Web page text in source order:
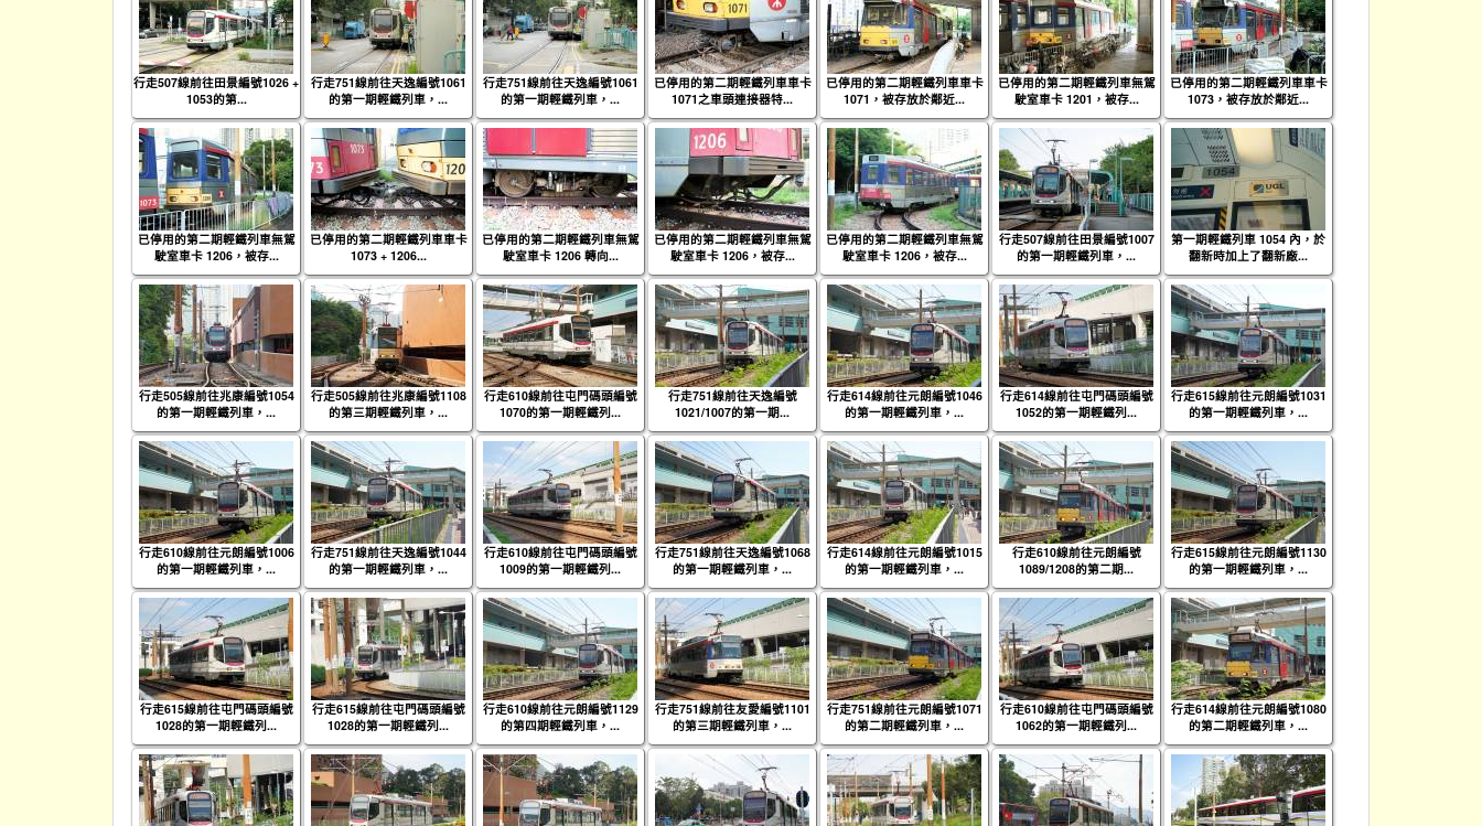
行走507線前往田景編號1026 +
1053的第...
行走751線前往天逸編號1061
的第一期輕鐵列車，...
行走751線前往天逸編號1061
的第一期輕鐵列車，...
已停用的第二期輕鐵列車車卡
1071之車頭連接器特...
已停用的第二期輕鐵列車車卡
1071，被存放於鄰近...
已停用的第二期輕鐵列車無駕
駛室車卡 1201，被存...
已停用的第二期輕鐵列車車卡
1073，被存放於鄰近...
已停用的第二期輕鐵列車無駕
駛室車卡 1206，被存...
已停用的第二期輕鐵列車車卡
1073 + 1206...
已停用的第二期輕鐵列車無駕
駛室車卡 1206 轉向...
已停用的第二期輕鐵列車無駕
駛室車卡 1206，被存...
已停用的第二期輕鐵列車無駕
駛室車卡 1206，被存...
行走507線前往田景編號1007
的第一期輕鐵列車，...
第一期輕鐵列車 1054 內，於
翻新時加上了翻新廠...
行走505線前往兆康編號1054
的第一期輕鐵列車，...
行走505線前往兆康編號1108
的第三期輕鐵列車，...
行走610線前往屯門碼頭編號
1070的第一期輕鐵列...
行走751線前往天逸編號
1021/1007的第一期...
行走614線前往元朗編號1046
的第一期輕鐵列車，...
行走614線前往屯門碼頭編號
1052的第一期輕鐵列...
行走615線前往元朗編號1031
的第一期輕鐵列車，...
行走610線前往元朗編號1006
的第一期輕鐵列車，...
行走751線前往天逸編號1044
的第一期輕鐵列車，...
行走610線前往屯門碼頭編號
1009的第一期輕鐵列...
行走751線前往天逸編號1068
的第一期輕鐵列車，...
行走614線前往元朗編號1015
的第一期輕鐵列車，...
行走610線前往元朗編號
1089/1208的第二期...
行走615線前往元朗編號1130
的第一期輕鐵列車，...
行走615線前往屯門碼頭編號
1028的第一期輕鐵列...
行走615線前往屯門碼頭編號
1028的第一期輕鐵列...
行走610線前往元朗編號1129
的第四期輕鐵列車，...
行走751線前往友愛編號1101
的第三期輕鐵列車，...
行走751線前往元朗編號1071
的第二期輕鐵列車，...
行走610線前往屯門碼頭編號
1062的第一期輕鐵列...
行走614線前往元朗編號1080
的第二期輕鐵列車，...